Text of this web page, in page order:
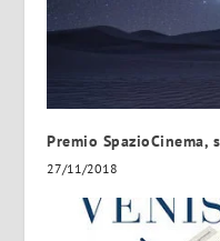
Premio SpazioCinema,
27/11/2018